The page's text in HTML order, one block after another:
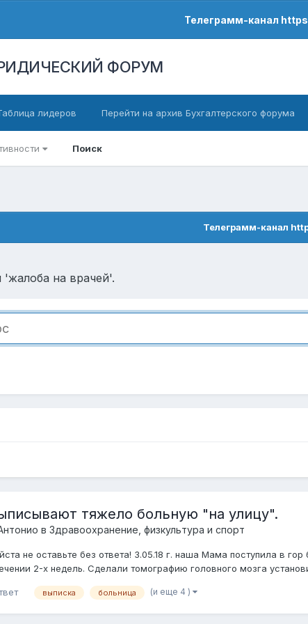
Телеграмм-канал
ФОРУМ
Поиск
лидеров Перейти на архив Бухгалтерского форума
Телеграмм-канал
'жалоба на врачей'.
тяжело больную "на улицу".
в Здравоохранение, физкультура и спорт
не оставьте без ответа! 3.05.18 г. наша Мама поступила в
2-х недель. Сделали томографию головного мозга
выписка больница (и еще 4 )